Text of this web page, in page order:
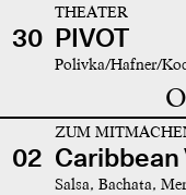
30
THEATER
PIVOT
Polivka/Hafner/
02
ZUM
Caribbean
Salsa, Bachata,